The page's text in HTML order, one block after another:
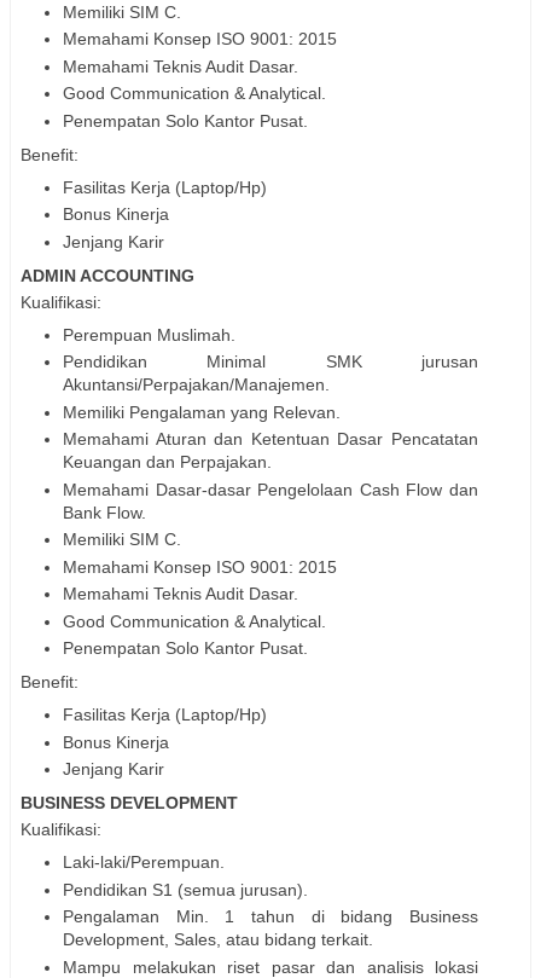
Memiliki SIM C.
Memahami Konsep ISO 9001: 2015
Memahami Teknis Audit Dasar.
Good Communication & Analytical.
Penempatan Solo Kantor Pusat.
Benefit:
Fasilitas Kerja (Laptop/Hp)
Bonus Kinerja
Jenjang Karir
ADMIN ACCOUNTING
Kualifikasi:
Perempuan Muslimah.
Pendidikan Minimal SMK jurusan
Akuntansi/Perpajakan/Manajemen.
Memiliki Pengalaman yang Relevan.
Memahami Aturan dan Ketentuan Dasar Pencatatan
Keuangan dan Perpajakan.
Memahami Dasar-dasar Pengelolaan Cash Flow dan
Bank Flow.
Memiliki SIM C.
Memahami Konsep ISO 9001: 2015
Memahami Teknis Audit Dasar.
Good Communication & Analytical.
Penempatan Solo Kantor Pusat.
Benefit:
Fasilitas Kerja (Laptop/Hp)
Bonus Kinerja
Jenjang Karir
BUSINESS DEVELOPMENT
Kualifikasi:
Laki-laki/Perempuan.
Pendidikan S1 (semua jurusan).
Pengalaman Min. 1 tahun di bidang Business
Development, Sales, atau bidang terkait.
Mampu melakukan riset pasar dan analisis lokasi